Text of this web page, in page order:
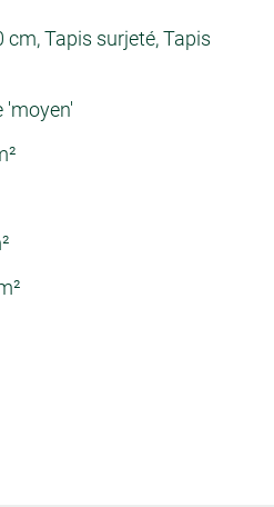
cm, Tapis surjeté, Tapis
'moyen'